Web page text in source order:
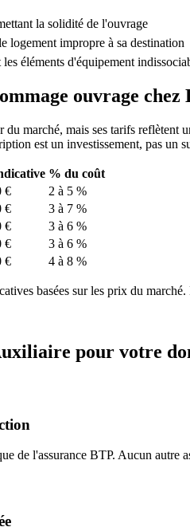
la solidité de l'ouvrage
logement impropre à sa destination
éléments d'équipement
ouvrage chez
marché, mais ses tarifs reflètent
est un investissement, pas un
% du coût
€
2 à 5 %
€
3 à 7 %
€
3 à 6 %
€
3 à 6 %
€ 4 à 8 %
basées sur les prix du
pour votre
de l'assurance BTP. Aucun autre